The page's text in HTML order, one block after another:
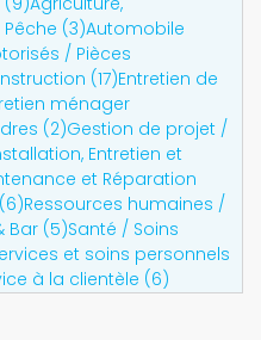
(3)Automobile
/ Pièces
(17)Entretien de
ménager
(2)Gestion de projet /
Entretien et
et Réparation
Ressources humaines /
Bar (5)Santé / Soins
et soins personnels
à la clientèle (6)